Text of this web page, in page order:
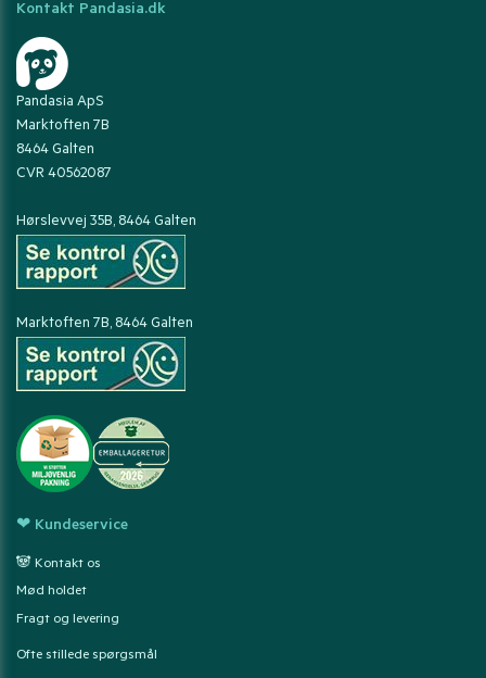
Kontakt Pandasia.dk
Pandasia ApS
Marktoften 7B
8464 Galten
CVR 40562087
Hørslevvej 35B, 8464 Galten
Marktoften 7B, 8464 Galten
❤ Kundeservice
🐼 Kontakt os
Mød holdet
Fragt og levering
Ofte stillede spørgsmål